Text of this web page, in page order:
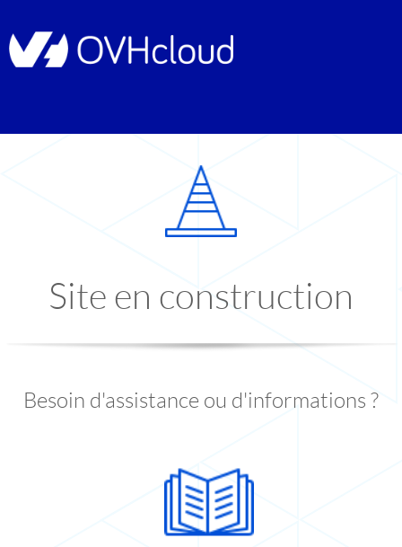
Site en construction
Besoin d'assistance ou d'informations ?